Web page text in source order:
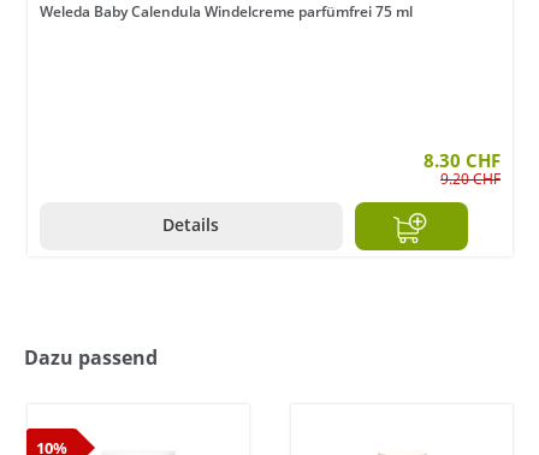
Weleda Baby Calendula Windelcreme parfümfrei 75 ml
8.30 CHF
9.20 CHF
Details
Dazu passend
10%